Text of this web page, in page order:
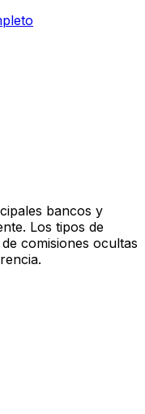
bancos y
Los tipos de
comisiones ocultas